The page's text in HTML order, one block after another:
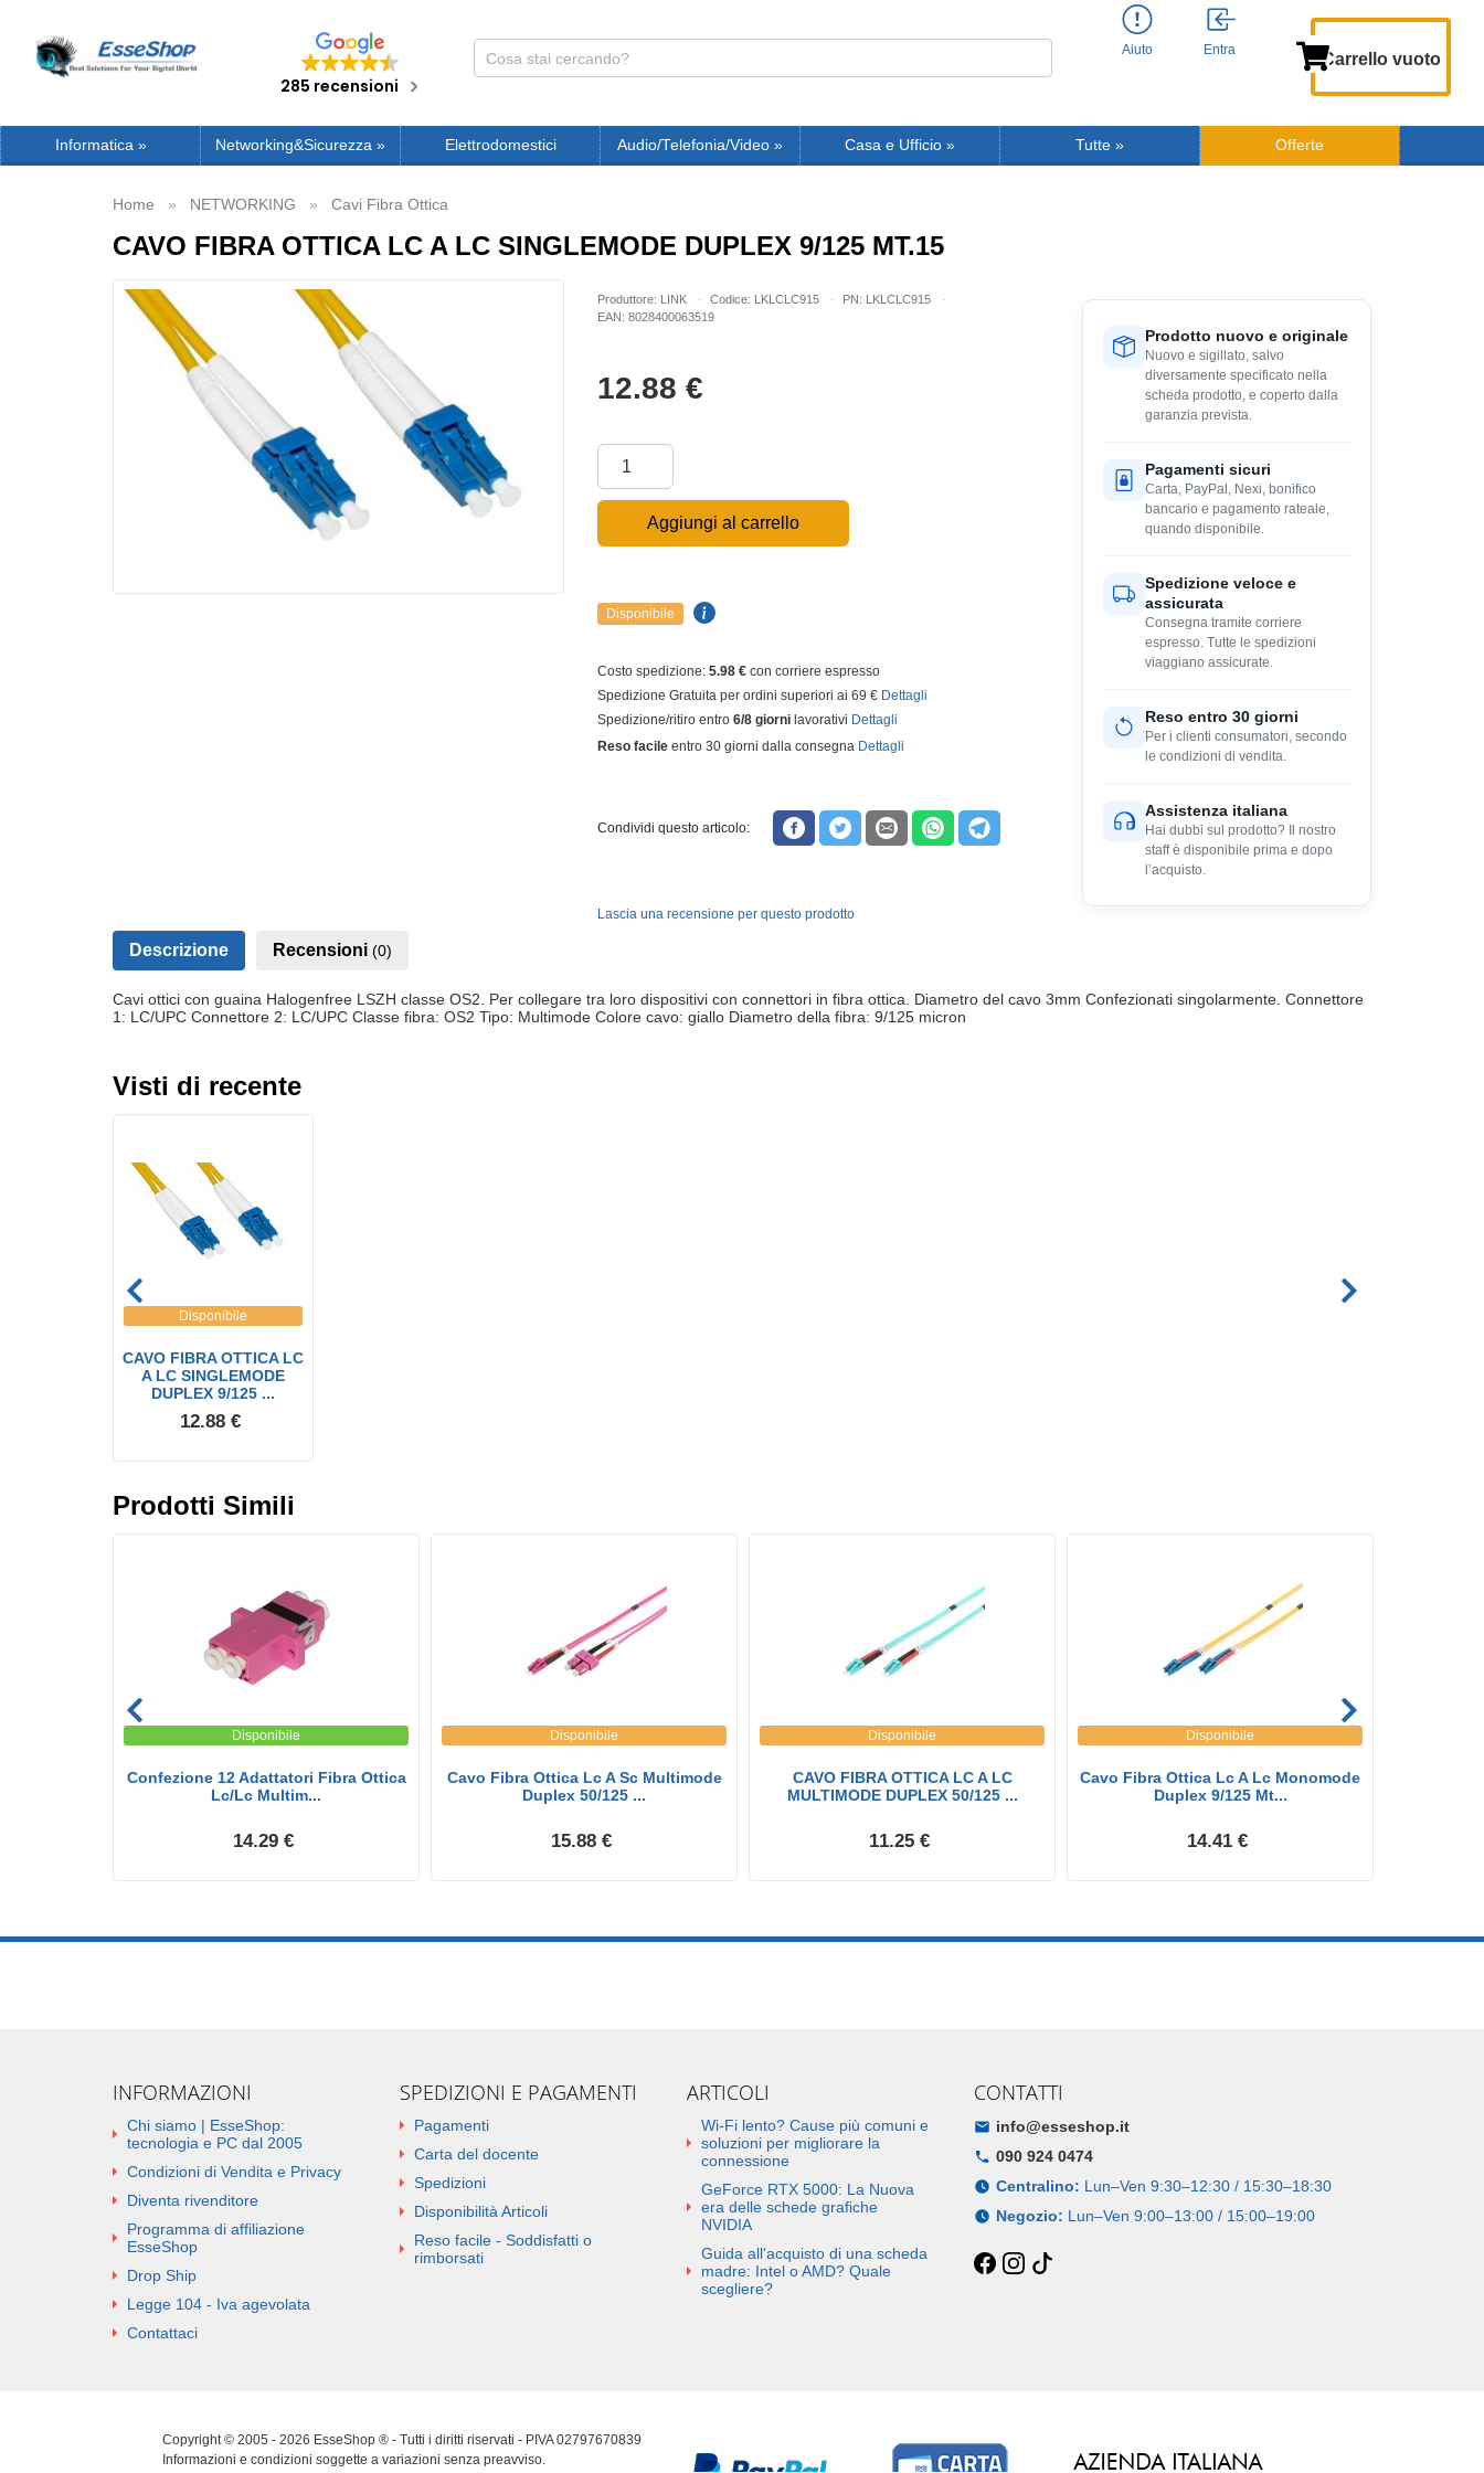
285 recensioni
Aiuto Entra Carrello vuoto
Informatica» Networking&Sicurezza » Elettrodomestici Audio/Telefonia/Video » Casa e Ufficio » Tutte » Offerte
Home NETWORKING Cavi Fibra Ottica
CAVO FIBRA OTTICA LC A LC SINGLEMODE DUPLEX 9/125 MT.15
Produttore: LINK Codice: LKLCLC915
PN: LKLCLC915
EAN: 8028400063519
12.88 €
Aggiungi al carrello
Disponibile
Costo spedizione: 5.98 € con corriere espresso
Spedizione Gratuita per ordini superiori ai 69 € Dettagli
Spedizione/ritiro entro 6/8 giornilavorativi Dettagli
Reso facileentro 30 giorni dalla consegna Dettagli
Condividi questo articolo:
Lascia una recensione per questo prodotto
Prodotto nuovo e originale
Nuovo e sigillato, salvo
diversamente specificato nella
scheda prodotto, e coperto dalla
garanzia prevista.
Pagamenti sicuri
Carta, PayPal, Nexi, bonifico
bancario e pagamento rateale,
quando disponibile.
Spedizione veloce e
assicurata
Consegna tramite corriere
espresso. Tutte le spedizioni
viaggiano assicurate.
Reso entro 30 giorni
Per i clienti consumatori, secondo
le condizioni di vendita.
Assistenza italiana
Hai dubbi sul prodotto? Il nostro
staff è disponibile prima e dopo
l’acquisto.
Descrizione Recensioni (0)
Cavi ottici con guaina Halogenfree LSZH classe OS2. Per collegare tra loro dispositivi con connettori in fibra ottica. Diametro del cavo 3mm Confezionati singolarmente. Connettore
1: LC/UPC Connettore 2: LC/UPC Classe fibra: OS2 Tipo: Multimode Colore cavo: giallo Diametro della fibra: 9/125 micron
Visti di recente
Disponibile
CAVO FIBRA OTTICA LC
A LC SINGLEMODE
DUPLEX 9/125 ...
12.88 €
Prodotti Simili
Disponibile
Confezione 12 Adattatori Fibra Ottica
Lc/Lc Multim...
14.29 €
Disponibile
Cavo Fibra Ottica Lc A Sc Multimode
Duplex 50/125 ...
15.88 €
Disponibile
CAVO FIBRA OTTICA LC A LC
MULTIMODE DUPLEX 50/125 ...
11.25 €
Disponibile
Cavo Fibra Ottica Lc A Lc Monomode
Duplex 9/125 Mt...
14.41 €
INFORMAZIONI
Chi siamo | EsseShop:
tecnologia e PC dal 2005
Condizioni di Vendita e Privacy
Diventa rivenditore
Programma di affiliazione
EsseShop
Drop Ship
Legge 104 - Iva agevolata
Contattaci
SPEDIZIONI E PAGAMENTI
Pagamenti
Carta del docente
Spedizioni
Disponibilità Articoli
Reso facile - Soddisfatti o
rimborsati
ARTICOLI
Wi-Fi lento? Cause più comuni e
soluzioni per migliorare la
connessione
GeForce RTX 5000: La Nuova
era delle schede grafiche
NVIDIA
Guida all'acquisto di una scheda
madre: Intel o AMD? Quale
scegliere?
CONTATTI
info@esseshop.it
090 924 0474
Centralino: Lun–Ven 9:30–12:30 / 15:30–18:30
Negozio: Lun–Ven 9:00–13:00 / 15:00–19:00
Copyright © 2005 - 2026 EsseShop ® - Tutti i diritti riservati - PIVA 02797670839
Informazioni e condizioni soggette a variazioni senza preavviso.